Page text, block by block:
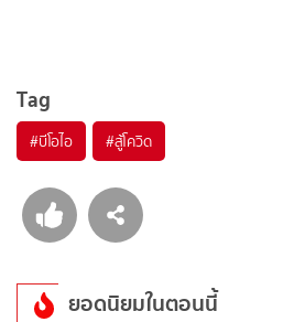
Tag
#บีโอไอ #สู้โควิด
ยอดนิยมในตอนนี้